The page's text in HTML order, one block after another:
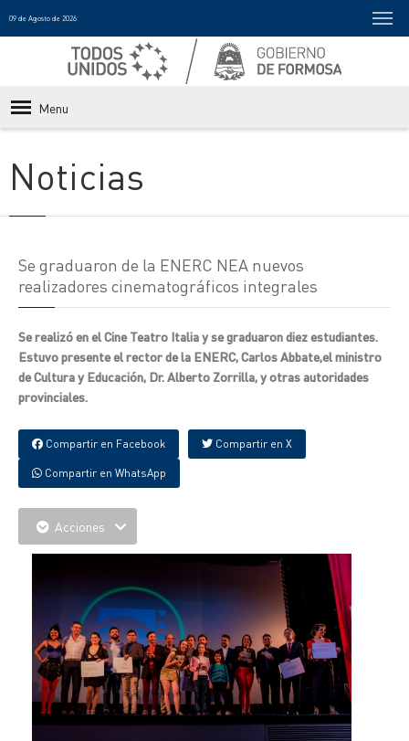
09 de Agosto de 2026
Menu
Noticias
Se graduaron de la ENERC NEA nuevos
realizadores cinematográficos integrales
Se realizó en el Cine Teatro Italia y se graduaron diez estudiantes.
Estuvo presente el rector de la ENERC, Carlos Abbate,el ministro
de Cultura y Educación, Dr. Alberto Zorrilla, y otras autoridades
provinciales.
Compartir en Facebook Compartir en X
Compartir en WhatsApp
Acciones